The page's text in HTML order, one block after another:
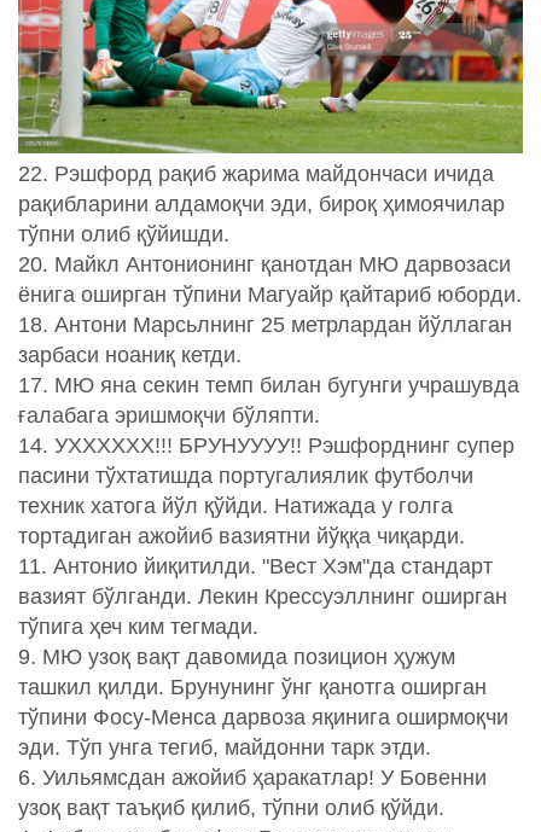
22. Рэшфорд рақиб жарима майдончаси ичида
рақибларини алдамоқчи эди, бироқ ҳимоячилар
тўпни олиб қўйишди.
20. Майкл Антонионинг қанотдан МЮ дарвозаси
ёнига оширган тўпини Магуайр қайтариб юборди.
18. Антони Марсьлнинг 25 метрлардан йўллаган
зарбаси ноаниқ кетди.
17. МЮ яна секин темп билан бугунги учрашувда
ғалабага эришмоқчи бўляпти.
14. УХХХХХХ!!! БРУНУУУУ!! Рэшфорднинг супер
пасини тўхтатишда португалиялик футболчи
техник хатога йўл қўйди. Натижада у голга
тортадиган ажойиб вазиятни йўққа чиқарди.
11. Антонио йиқитилди. "Вест Хэм"да стандарт
вазият бўлганди. Лекин Крессуэллнинг оширган
тўпига ҳеч ким тегмади.
9. МЮ узоқ вақт давомида позицион ҳужум
ташкил қилди. Брунунинг ўнг қанотга оширган
тўпини Фосу-Менса дарвоза яқинига оширмоқчи
эди. Тўп унга тегиб, майдонни тарк этди.
6. Уильямсдан ажойиб ҳаракатлар! У Бовенни
узоқ вақт таъқиб қилиб, тўпни олиб қўйди.